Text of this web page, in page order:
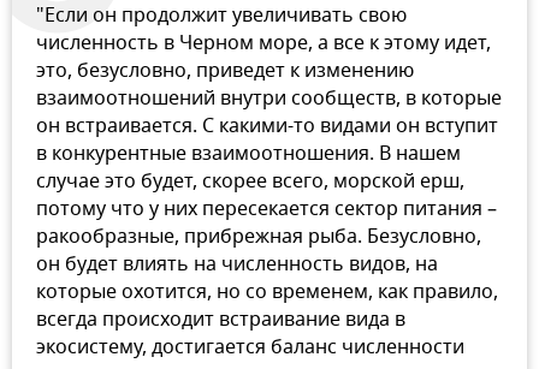
"Если он продолжит увеличивать свою
численность в Черном море, а все к этому идет,
это, безусловно, приведет к изменению
взаимоотношений внутри сообществ, в которые
он встраивается. С какими-то видами он вступит
в конкурентные взаимоотношения. В нашем
случае это будет, скорее всего, морской ерш,
потому что у них пересекается сектор питания –
ракообразные, прибрежная рыба. Безусловно,
он будет влиять на численность видов, на
которые охотится, но со временем, как правило,
всегда происходит встраивание вида в
экосистему, достигается баланс численности